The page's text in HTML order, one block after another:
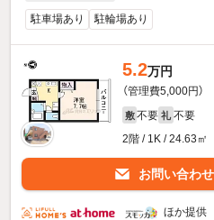
駐車場あり 駐輪場あり
5.2万円
（管理費5,000円）
敷 不要 礼 不要
2階 / 1K / 24.63㎡
お問い合わせ
ほか提供